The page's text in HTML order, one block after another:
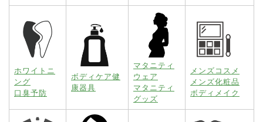
ホワイトニ
ング
口臭予防
ボディケア健
康器具
マタニティ
ウェア
マタニティ
グッズ
メンズコスメ
メンズ化粧品
ボディメイク